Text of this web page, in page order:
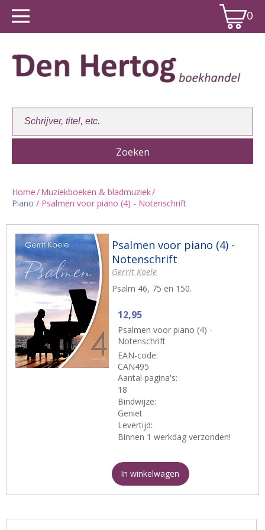
0
Home/Muziekboeken & bladmuziek/
Piano / Psalmen voor piano (4) - Notenschrift
Psalmen voor piano (4) -
Notenschrift
Gerrit Koele
Psalm 46, 75 en 150.
12,95
Psalmen voor piano (4) -
Notenschrift
EAN-code:
CAN495
Aantal pagina's:
18
Bindwijze:
Geniet
Levertijd:
Binnen 1 werkdag verzonden!
In winkelwagen